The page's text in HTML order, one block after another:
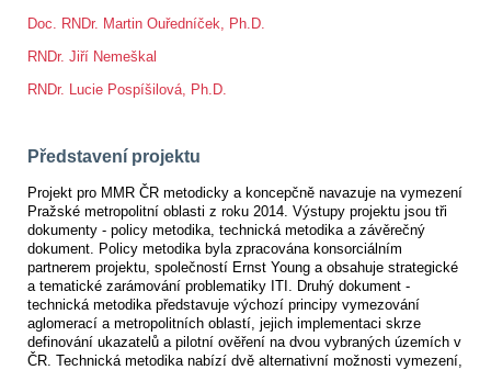
Doc. RNDr. Martin Ouředníček, Ph.D.
RNDr. Jiří Nemeškal
RNDr. Lucie Pospíšilová, Ph.D.
Představení projektu
Projekt pro MMR ČR metodicky a koncepčně navazuje na vymezení
Pražské metropolitní oblasti z roku 2014. Výstupy projektu jsou tři
dokumenty - policy metodika, technická metodika a závěrečný
dokument. Policy metodika byla zpracována konsorciálním
partnerem projektu, společností Ernst Young a obsahuje strategické
a tematické zarámování problematiky ITI. Druhý dokument -
technická metodika představuje výchozí principy vymezování
aglomerací a metropolitních oblastí, jejich implementaci skrze
definování ukazatelů a pilotní ověření na dvou vybraných územích v
ČR. Technická metodika nabízí dvě alternativní možnosti vymezení,